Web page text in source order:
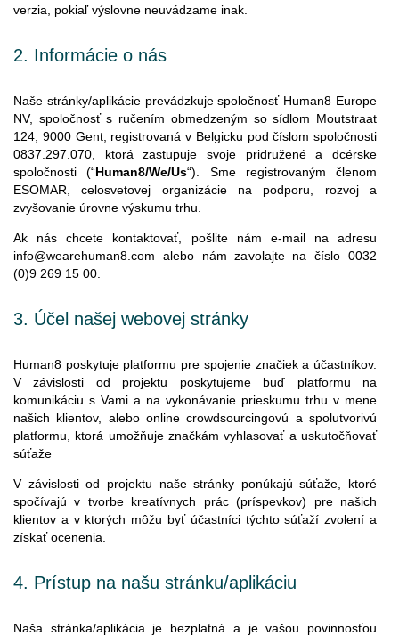
verzia, pokiaľ výslovne neuvádzame inak.
2. Informácie o nás
Naše stránky/aplikácie prevádzkuje spoločnosť Human8 Europe
NV, spoločnosť s ručením obmedzeným so sídlom Moutstraat
124, 9000 Gent, registrovaná v Belgicku pod číslom spoločnosti
0837.297.070, ktorá zastupuje svoje pridružené a dcérske
spoločnosti (“Human8/We/Us“). Sme registrovaným členom
ESOMAR, celosvetovej organizácie na podporu, rozvoj a
zvyšovanie úrovne výskumu trhu.
Ak nás chcete kontaktovať, pošlite nám e-mail na adresu
info@wearehuman8.com alebo nám zavolajte na číslo 0032
(0)9 269 15 00.
3. Účel našej webovej stránky
Human8 poskytuje platformu pre spojenie značiek a účastníkov.
V závislosti od projektu poskytujeme buď platformu na
komunikáciu s Vami a na vykonávanie prieskumu trhu v mene
našich klientov, alebo online crowdsourcingovú a spolutvorivú
platformu, ktorá umožňuje značkám vyhlasovať a uskutočňovať
súťaže
V závislosti od projektu naše stránky ponúkajú súťaže, ktoré
spočívajú v tvorbe kreatívnych prác (príspevkov) pre našich
klientov a v ktorých môžu byť účastníci týchto súťaží zvolení a
získať ocenenia.
4. Prístup na našu stránku/aplikáciu
Naša stránka/aplikácia je bezplatná a je vašou povinnosťou